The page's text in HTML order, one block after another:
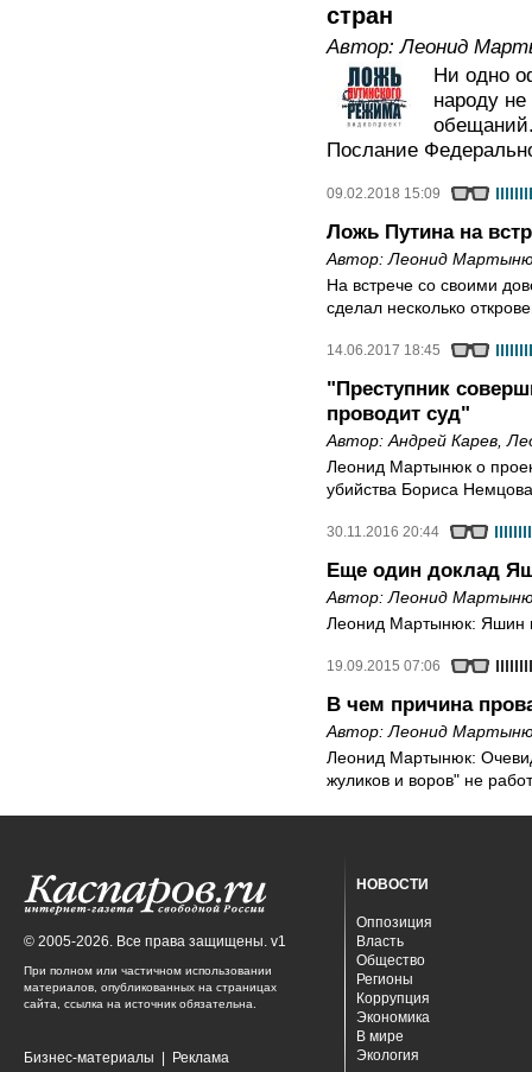
стран
Автор:Леонид
Ни одно
народу
Послание
09.02.2018 15:09
Ложь Путина на
Автор: Леонид
На встрече со своими
сделал несколько
14.06.2017 18:45
"Преступник
проводит суд"
Автор: Андрей Карев
Леонид Мартынюк о
убийства Бориса Немцова
30.11.2016 20:44
Еще один доклад
Автор: Леонид
Леонид Мартынюк: Яшин
19.09.2015 07:06
В чем причина
Автор: Леонид
Леонид Мартынюк:
жуликов и воров" не
© 2005-2026. Все права защищены. v1
При полном или частичном использовании
материалов, опубликованных на страницах
сайта, ссылка на источник обязательна.
Бизнес-материалы Реклама
НОВОСТИ
Оппозиция
Власть
Общество
Регионы
Коррупция
Экономика
В мире
Экология